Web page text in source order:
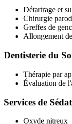
Détartrage et
Chirurgie
Greffes de
Allongement
Dentisterie du
Thérapie par
Évaluation de
Services de
Oxyde nitreux